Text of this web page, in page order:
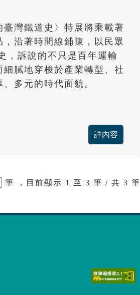
灣鐵道史〉特展將乘載著
沿著時間線鋪陳，以民眾
，訴說的不只是百年運輸
膩地穿梭於產業轉型、社
多元的時代面貌。
筆 ，目前顯示 1 至 3 筆 / 共 3 筆